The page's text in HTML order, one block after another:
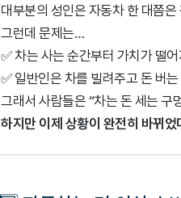
대부분의 성인은 자동차 한 대쯤은
그런데 문제는…
✅ 차는 사는 순간부터 가치가 떨
✅ 일반인은 차를 빌려주고 돈 버는
그래서 사람들은 “차는 돈 세는 구
하지만 이제 상황이 완전히 바뀌었